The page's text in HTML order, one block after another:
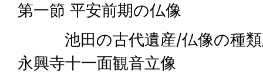
第一節 平安前期の仏像
池田の古代遺産/仏像の種類/
永興寺十一面観音立像